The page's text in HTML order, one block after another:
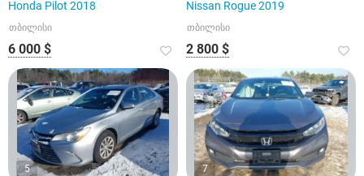
Honda Pilot 2018
თბილისი
6 000 $
Nissan Rogue 2019
თბილისი
2 800 $
5 7